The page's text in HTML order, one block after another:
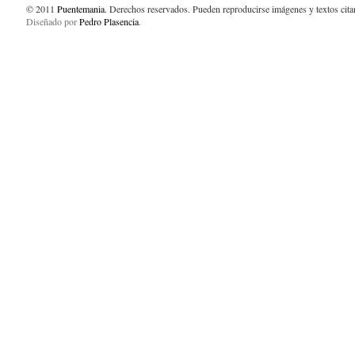
© 2011 Puentemania. Derechos reservados. Pueden reproducirse imágenes y textos
Diseñado porPedro Plasencia.